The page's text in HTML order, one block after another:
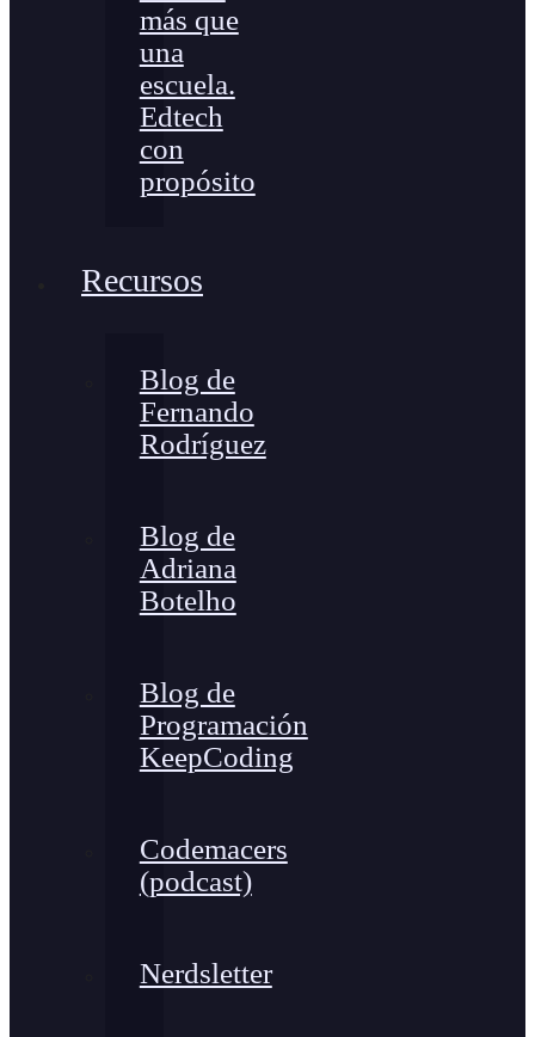
más que
una
escuela.
Edtech
con
propósito
Recursos
Blog de
Fernando
Rodríguez
Blog de
Adriana
Botelho
Blog de
Programación
KeepCoding
Codemacers
(podcast)
Nerdsletter